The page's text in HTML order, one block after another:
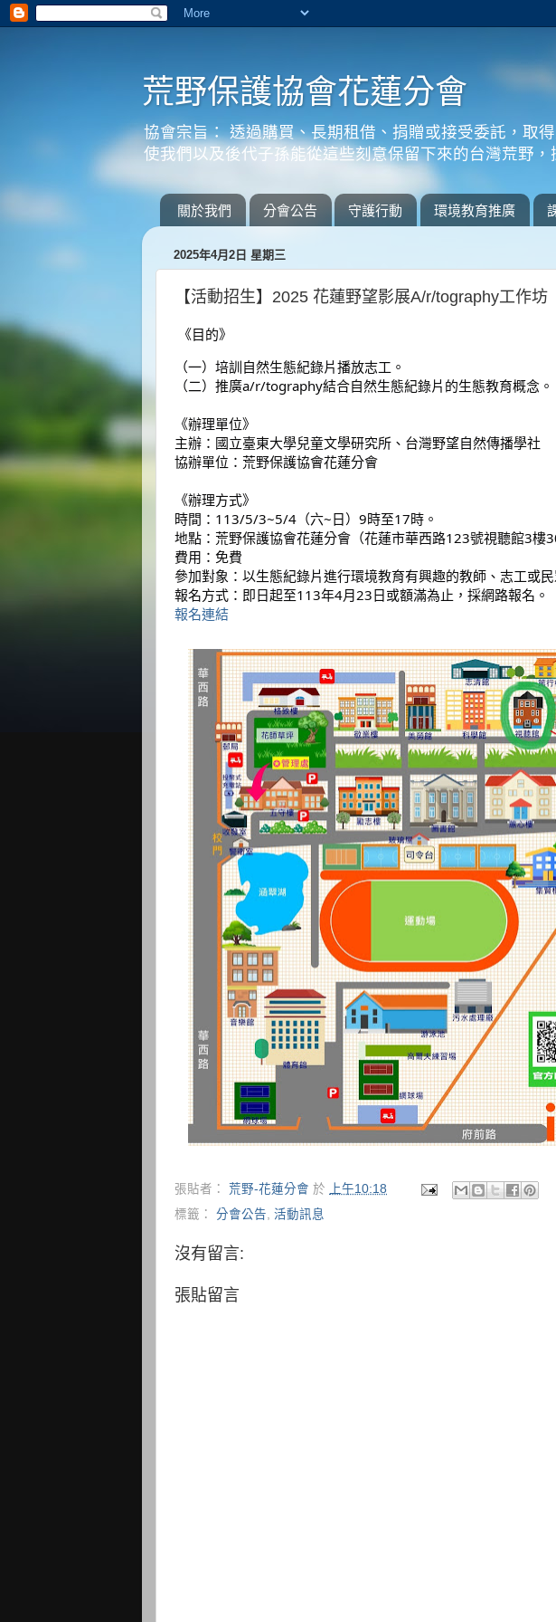
荒野保護協會花蓮分會
協會宗旨： 透過購買、長期租借、捐贈或接受委託，取
使我們以及後代子孫能從這些刻意保留下來的台灣荒野
關於我們 分會公告 守護行動 環境教育推廣
2025年4月2日 星期三
【活動招生】2025 花蓮野望影展A/r/tography工作坊
《目的》
（一）培訓自然生態紀錄片播放志工。
（二）推廣a/r/tography結合自然生態紀錄片的生態教育概念。
《辦理單位》
主辦：國立臺東大學兒童文學研究所、台灣野望自然傳播學社
協辦單位：荒野保護協會花蓮分會
《辦理方式》
時間：113/5/3~5/4（六~日）9時至17時。
地點：荒野保護協會花蓮分會（花蓮市華西路123號視聽館3樓
費用：免費
參加對象：以生態紀錄片進行環境教育有興趣的教師、志工或民
報名方式：即日起至113年4月23日或額滿為止，採網路報名。
報名連結
張貼者： 荒野-花蓮分會 於
上午10:18
標籤： 分會公告 活動訊息
沒有留言:
張貼留言